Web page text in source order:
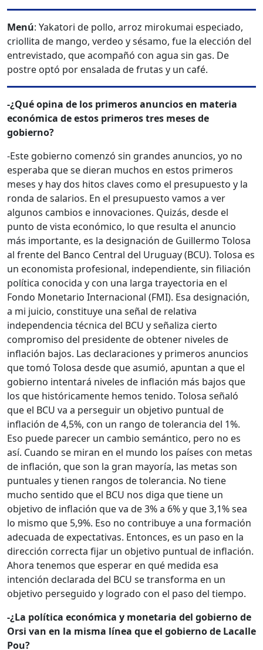
Menú: Yakatori de pollo, arroz mirokumai especiado,
criollita de mango, verdeo y sésamo, fue la elección del
entrevistado, que acompañó con agua sin gas. De
postre optó por ensalada de frutas y un café.
-¿Qué opina de los primeros anuncios en materia
económica de estos primeros tres meses de
gobierno?
-Este gobierno comenzó sin grandes anuncios, yo no
esperaba que se dieran muchos en estos primeros
meses y hay dos hitos claves como el presupuesto y la
ronda de salarios. En el presupuesto vamos a ver
algunos cambios e innovaciones. Quizás, desde el
punto de vista económico, lo que resulta el anuncio
más importante, es la designación de Guillermo Tolosa
al frente del Banco Central del Uruguay (BCU). Tolosa es
un economista profesional, independiente, sin filiación
política conocida y con una larga trayectoria en el
Fondo Monetario Internacional (FMI). Esa designación,
a mi juicio, constituye una señal de relativa
independencia técnica del BCU y señaliza cierto
compromiso del presidente de obtener niveles de
inflación bajos. Las declaraciones y primeros anuncios
que tomó Tolosa desde que asumió, apuntan a que el
gobierno intentará niveles de inflación más bajos que
los que históricamente hemos tenido. Tolosa señaló
que el BCU va a perseguir un objetivo puntual de
inflación de 4,5%, con un rango de tolerancia del 1%.
Eso puede parecer un cambio semántico, pero no es
así. Cuando se miran en el mundo los países con metas
de inflación, que son la gran mayoría, las metas son
puntuales y tienen rangos de tolerancia. No tiene
mucho sentido que el BCU nos diga que tiene un
objetivo de inflación que va de 3% a 6% y que 3,1% sea
lo mismo que 5,9%. Eso no contribuye a una formación
adecuada de expectativas. Entonces, es un paso en la
dirección correcta fijar un objetivo puntual de inflación.
Ahora tenemos que esperar en qué medida esa
intención declarada del BCU se transforma en un
objetivo perseguido y logrado con el paso del tiempo.
-¿La política económica y monetaria del gobierno de
Orsi van en la misma línea que el gobierno de Lacalle
Pou?